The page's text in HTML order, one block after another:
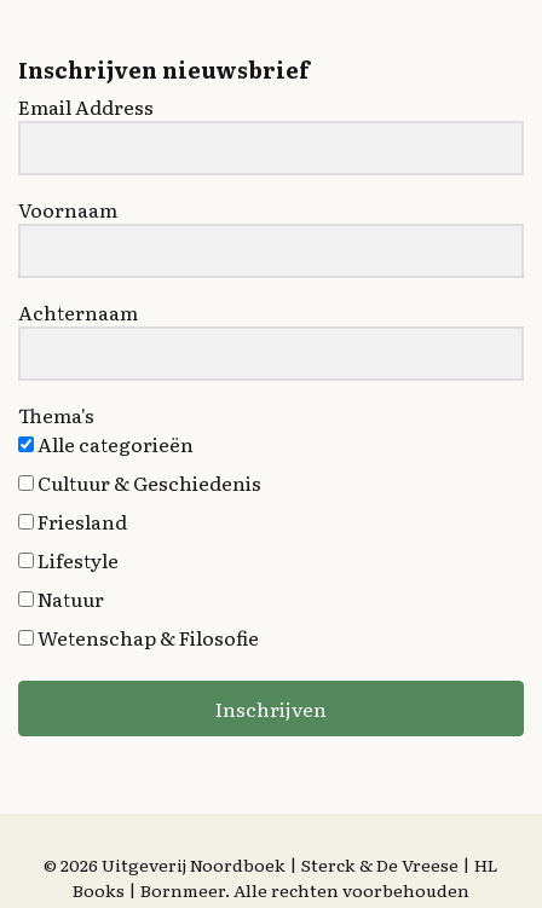
Inschrijven nieuwsbrief
Email Address
Voornaam
Achternaam
Thema's
Alle categorieën
Cultuur & Geschiedenis
Friesland
Lifestyle
Natuur
Wetenschap & Filosofie
Inschrijven
© 2026 Uitgeverij Noordboek | Sterck & De Vreese | HL
Books | Bornmeer. Alle rechten voorbehouden